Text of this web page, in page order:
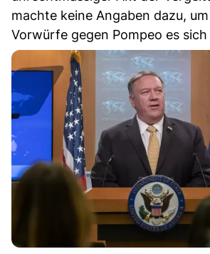
machte keine Angaben dazu,
Vorwürfe gegen Pompeo es